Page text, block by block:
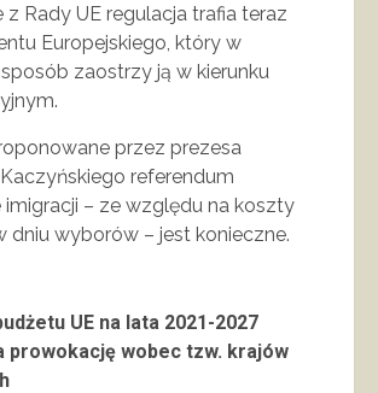
z Rady UE regulacja trafia teraz
Europejskiego, który w
zaostrzy ją w kierunku
przez prezesa
referendum
– ze względu na koszty
dniu wyborów – jest konieczne.
UE na lata 2021-2027
prowokację wobec tzw. krajów